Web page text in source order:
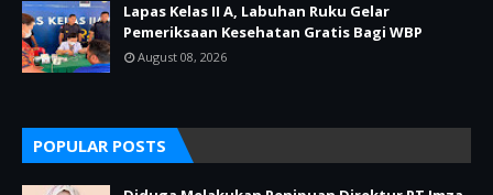
Lapas Kelas II A, Labuhan Ruku Gelar
Pemeriksaan Kesehatan Gratis Bagi WBP
August 08, 2026
POPULAR POSTS